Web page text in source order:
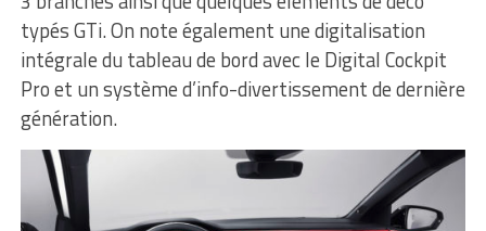
typés GTi. On note également une digitalisation
intégrale du tableau de bord avec le Digital Cockpit
Pro et un système d’info-divertissement de dernière
génération.